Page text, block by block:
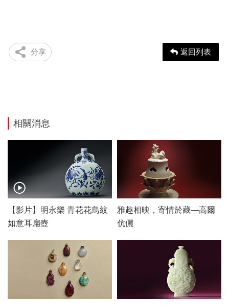
分享 返回列表
相關消息
【影片】明永樂 青花花鳥紋
如意耳扁壺
雅趣相映，寄情於藏—高爾
伉儷